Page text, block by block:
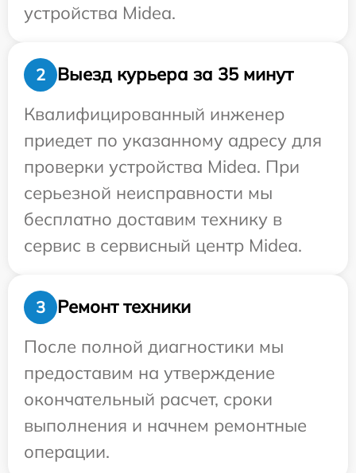
устройства Midea.
2
Выезд курьера за 35 минут
Квалифицированный инженер
приедет по указанному адресу для
проверки устройства Midea. При
серьезной неисправности мы
бесплатно доставим технику в
сервис в сервисный центр Midea.
3
Ремонт техники
После полной диагностики мы
предоставим на утверждение
окончательный расчет, сроки
выполнения и начнем ремонтные
операции.